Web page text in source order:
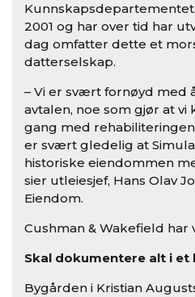
2001 og har over tid har
dag omfatter dette et
datterselskap.
– Vi er svært fornøyd med
avtalen, noe som gjør at vi
gang med
er svært gledelig at
historiske eiendommen
sier utleiesjef, Hans Olav
Eiendom.
Cushman & Wakefield
Skal dokumentere alt i
Bygården i Kristian